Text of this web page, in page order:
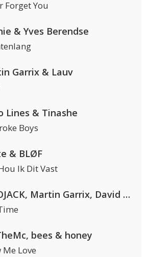
Forget You
& Yves Berendse
Garrix & Lauv
Lines & Tinashe
Boys
& BLØF
Ik Dit Vast
AFROJACK, Martin Garrix, David Guetta & Amél
bees & honey
Me Love